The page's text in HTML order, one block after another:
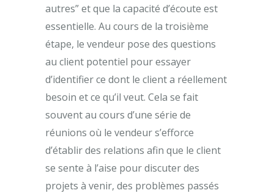
autres” et que la capacité d’écoute est
essentielle. Au cours de la troisième
étape, le vendeur pose des questions
au client potentiel pour essayer
d’identifier ce dont le client a réellement
besoin et ce qu’il veut. Cela se fait
souvent au cours d’une série de
réunions où le vendeur s’efforce
d’établir des relations afin que le client
se sente à l’aise pour discuter des
projets à venir, des problèmes passés